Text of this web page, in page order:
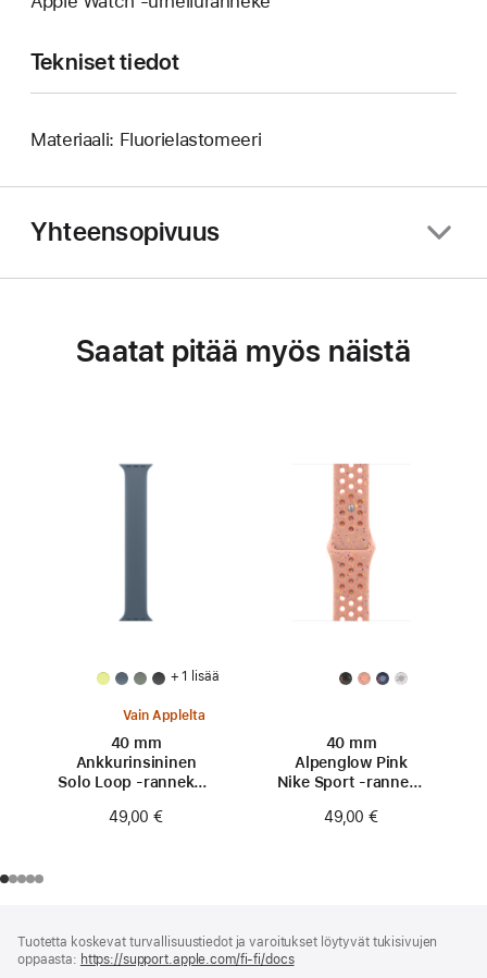
Tekniset tiedot
Materiaali: Fluorielastomeeri
Yhteensopivuus
Saatat pitää myös näistä
+ 1 lisää
Vain Applelta
40 mm
Ankkurinsininen
Solo Loop ‑ranneke -
49,00 €
40 mm
Alpenglow Pink
Nike Sport ‑ranneke
49,00 €
Tuotetta koskevat turvallisuustiedot ja varoitukset löytyvät tukisivujen
oppaasta: https://support.apple.com/fi-fi/docs(avautuu